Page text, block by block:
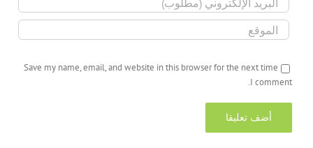
Save my name, email, and website in this browser for the next time
I comment.